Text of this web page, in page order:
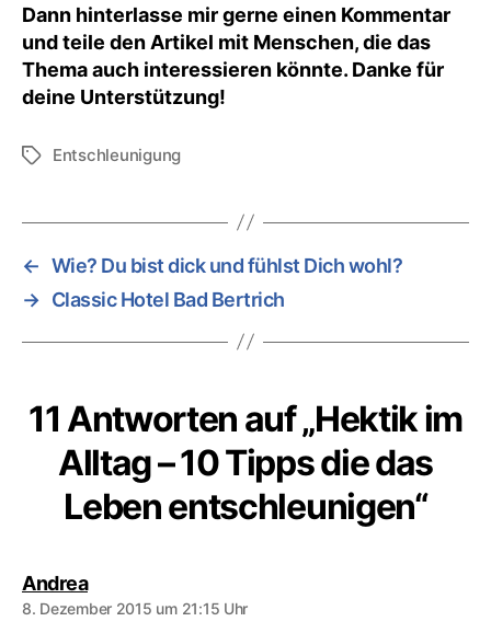
Dann hinterlasse mir gerne einen Kommentar
und teile den Artikel mit Menschen, die das
Thema auch interessieren könnte. Danke für
deine Unterstützung!
Schlagwörter
Entschleunigung
← Wie? Du bist dick und fühlst Dich wohl?
→ Classic Hotel Bad Bertrich
11 Antworten auf „Hektik im
Alltag – 10 Tipps die das
Leben entschleunigen“
Andreasagt:
8. Dezember 2015 um 21:15 Uhr